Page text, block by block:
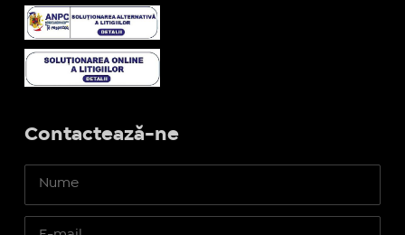
Contactează-ne